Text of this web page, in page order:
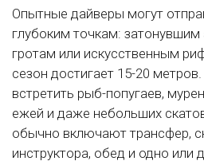
Опытные дайверы могут
глубоким точкам:
гротам или искусственным
сезон достигает 15-20
встретить рыб-попугаев,
ежей и даже небольших
обычно включают трансфер,
инструктора, обед и одно или